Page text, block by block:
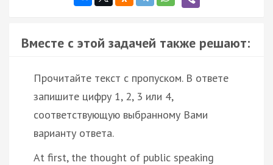
Вместе с этой задачей также решают:
Прочитайте текст с пропуском. В ответе
запишите цифру 1, 2, 3 или 4,
соответствующую выбранному Вами
варианту ответа.
At first, the thought of public speaking